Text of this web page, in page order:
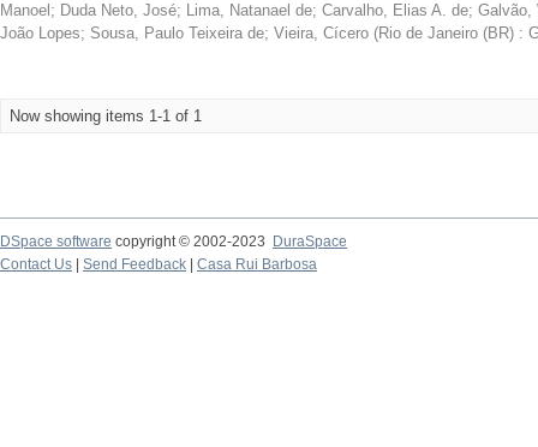
Manoel ; Duda Neto, José; Lima, Natanael de; Carvalho, Elias A. de; Galvão,
João Lopes; Sousa, Paulo Teixeira de; Vieira, Cícero (Rio de Janeiro (BR) :
Now showing items 1-1 of 1
DSpace software copyright © 2002-2023
DuraSpace
Contact Us
Send Feedback Casa Rui Barbosa